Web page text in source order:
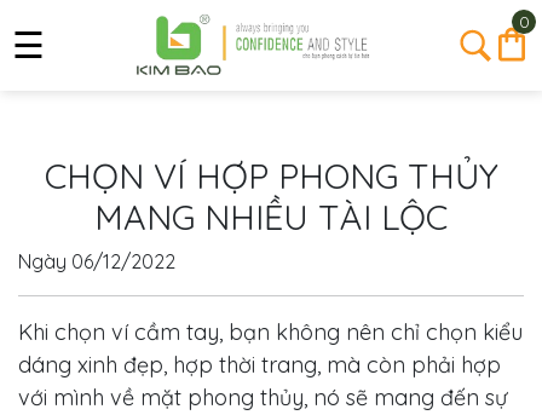
☰ 0
CHỌN VÍ HỢP PHONG THỦY
MANG NHIỀU TÀI LỘC
Ngày 06/12/2022
Khi chọn ví cầm tay, bạn không nên chỉ chọn kiểu
dáng xinh đẹp, hợp thời trang, mà còn phải hợp
với mình về mặt phong thủy, nó sẽ mang đến sự